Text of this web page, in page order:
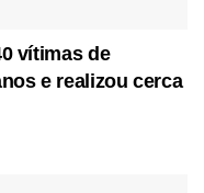
vítimas de
e realizou cerca